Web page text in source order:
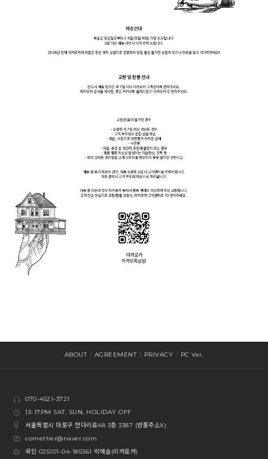
ABOUT / AGREEMENT / PRIVACY / PC Ver.
070-4521-3721
13-17PM SAT, SUN, HOLIDAY OFF
서울특별시 마포구 잔다리로48 3층 3387 (반품주소X)
comether@naver.com
국민 025101-04-185361 박예슬(미카로카)